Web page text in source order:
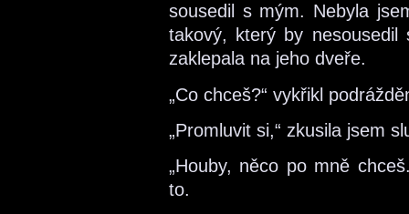
sousedil s mým. Nebyla
takový, který by nesousedil
zaklepala na jeho dveře.
„Co chceš?“ vykřikl
„Promluvit si,“ zkusila jsem
„Houby, něco po mně
to.